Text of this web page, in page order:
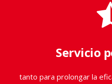
Servicio
tanto para prolongar la